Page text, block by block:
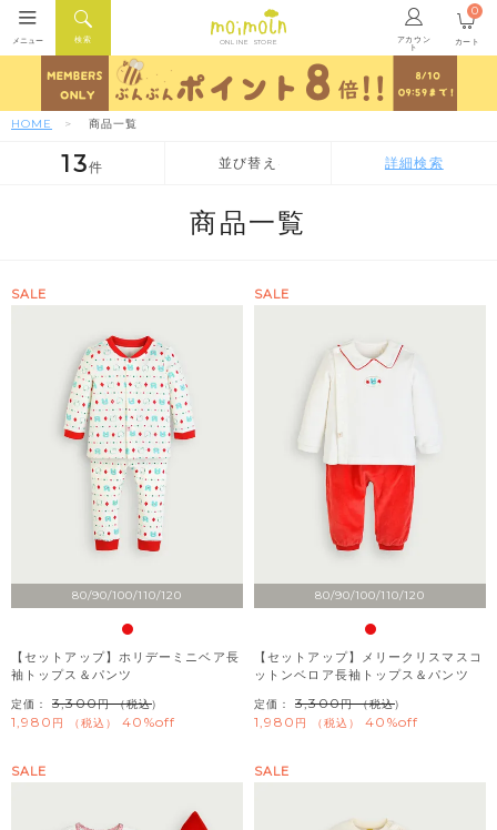
ONLINE STORE アカウン
ト
検索
メニュー カート
0
HOME 商品一覧
並び替え
新着順
価格が安い順
13件 詳細検索
商品一覧
80/90/100/110/120
SALE
【セットアップ】ホリデーミニベア長
袖トップス＆パンツ
定価： 3,300 （税込）
1,980 税込 40%off
80/90/100/110/120
SALE
【セットアップ】メリークリスマスコ
ットンベロア長袖トップス＆パンツ
定価： 3,300 （税込）
1,980 税込 40%off
SALE SALE